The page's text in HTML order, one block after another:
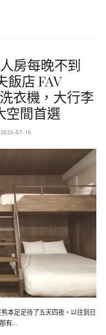
房每晚不到
飯店 FAV
衣機，大行李
空間首選
2026-07-16
本足足待了五天四夜。以往到日
有…